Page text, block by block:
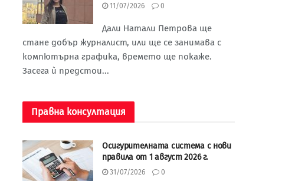
11/07/2026 0
Дали Натали Петрова ще
стане добър журналист, или ще се занимава с
компютърна графика, времето ще покаже.
Засега ѝ предстои...
Правна консултация
Осигурителната система с нови
правила от 1 август 2026 г.
31/07/2026 0